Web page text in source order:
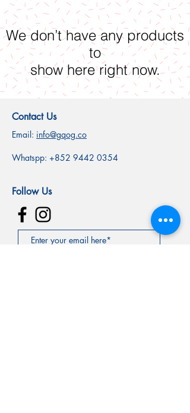
We don’t have any products
to
show here right now.
Contact Us
Email: info@gqog.co
Whatspp: +852 9442 0354
Follow Us